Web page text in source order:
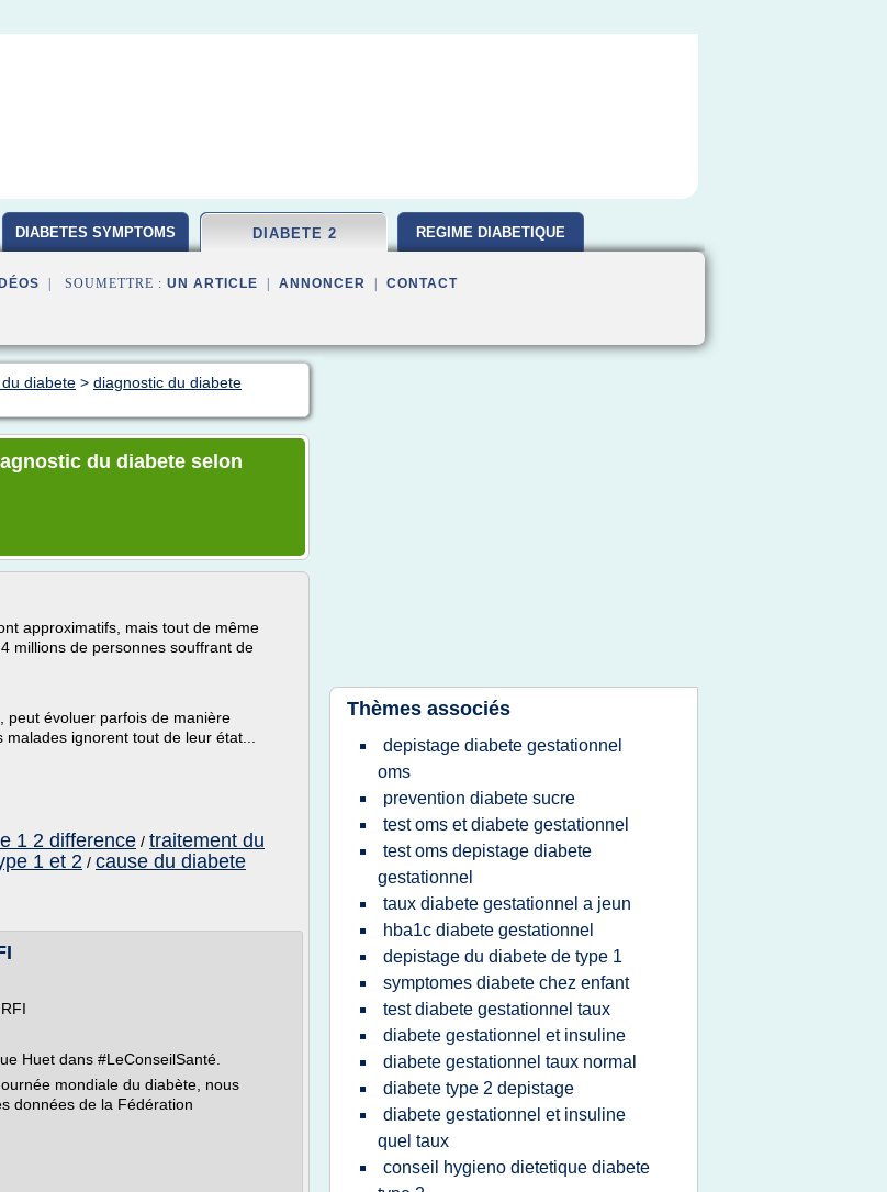
DIABETES SYMPTOMS DIABETE 2 REGIME DIABETIQUE
| SOUMETTRE : UN ARTICLE ANNONCER CONTACT
diabete > diagnostic du diabete
du diabete selon
approximatifs, mais tout de même
millions de personnes souffrant de
peut évoluer parfois de manière
ignorent tout de leur état...
1 2 difference / traitement du
1 et 2 / cause du diabete
Huet dans #LeConseilSanté.
mondiale du diabète, nous
données de la Fédération
Thèmes associés
depistage diabete gestationnel
oms
prevention diabete sucre
test oms et diabete gestationnel
test oms depistage diabete
gestationnel
taux diabete gestationnel a jeun
hba1c diabete gestationnel
depistage du diabete de type 1
symptomes diabete chez enfant
test diabete gestationnel taux
diabete gestationnel et insuline
diabete gestationnel taux normal
diabete type 2 depistage
diabete gestationnel et insuline
quel taux
conseil hygieno dietetique diabete